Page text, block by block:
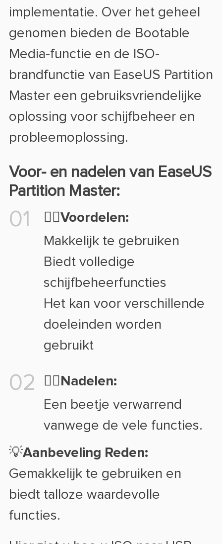
implementatie. Over het geheel
genomen bieden de Bootable
Media-functie en de ISO-
brandfunctie van EaseUS Partition
Master een gebruiksvriendelijke
oplossing voor schijfbeheer en
probleemoplossing.
Voor- en nadelen van EaseUS
Partition Master:
01
👍🏻Voordelen:
Makkelijk te gebruiken
Biedt volledige
schijfbeheerfuncties
Het kan voor verschillende
doeleinden worden
gebruikt
02
👎🏻Nadelen:
Een beetje verwarrend
vanwege de vele functies.
💡Aanbeveling Reden:
Gemakkelijk te gebruiken en
biedt talloze waardevolle
functies.